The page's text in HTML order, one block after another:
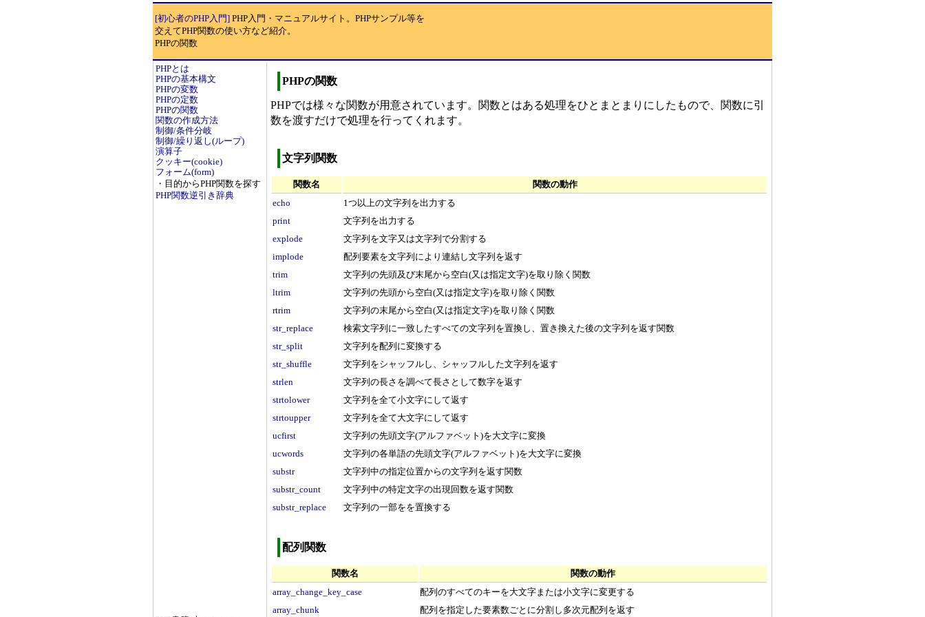
[初心者のPHP入門] PHP入門・マニュアルサイト。PHPサンプル等を
交えてPHP関数の使い方など紹介。
PHPの関数
PHPとは
PHPの基本構文
PHPの変数
PHPの定数
PHPの関数
関数の作成方法
制御/条件分岐
制御/繰り返し(ループ)
演算子
クッキー(cookie)
フォーム(form)
・目的からPHP関数を探す
PHP関数逆引き辞典
PHPの関数
PHPでは様々な関数が用意されています。関数とはある処理をひとまとまりにしたもので、関数に引
数を渡すだけで処理を行ってくれます。
文字列関数
関数名
関数の動作
echo
1つ以上の文字列を出力する
print
文字列を出力する
explode
文字列を文字又は文字列で分割する
implode
配列要素を文字列により連結し文字列を返す
trim
文字列の先頭及び末尾から空白(又は指定文字)を取り除く関数
ltrim
文字列の先頭から空白(又は指定文字)を取り除く関数
rtrim
文字列の末尾から空白(又は指定文字)を取り除く関数
str_replace
検索文字列に一致したすべての文字列を置換し、置き換えた後の文字列を返す関数
str_split
文字列を配列に変換する
str_shuffle
文字列をシャッフルし、シャッフルした文字列を返す
strlen
文字列の長さを調べて長さとして数字を返す
strtolower
文字列を全て小文字にして返す
strtoupper
文字列を全て大文字にして返す
ucfirst
文字列の先頭文字(アルファベット)を大文字に変換
ucwords
文字列の各単語の先頭文字(アルファベット)を大文字に変換
substr
文字列中の指定位置からの文字列を返す関数
substr_count
文字列中の特定文字の出現回数を返す関数
substr_replace
文字列の一部をを置換する
配列関数
関数名
関数の動作
array_change_key_case
配列のすべてのキーを大文字または小文字に変更する
array_chunk
配列を指定した要素数ごとに分割し多次元配列を返す